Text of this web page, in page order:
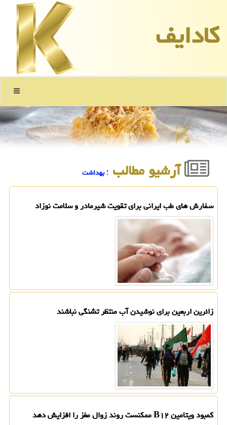
كادایف
منو
آرشیو مطالب : بهداشت
سفارش های طب ایرانی برای تقویت شیرمادر و سلامت نوزاد
زائرین اربعین برای نوشیدن آب منتظر تشنگی نباشند
کمبود ویتامین B۱۲ ممکنست روند زوال مغز را افزایش دهد